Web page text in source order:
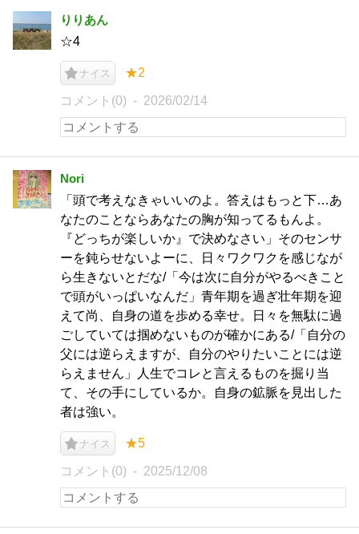
りりあん
☆4
ナイス ★2
コメント(0) 2026/02/14
Nori
「頭で考えなきゃいいのよ。答えはもっと下…あ
なたのことならあなたの胸が知ってるもんよ。
『どっちが楽しいか』で決めなさい」そのセンサ
ーを鈍らせないよーに、日々ワクワクを感じなが
ら生きないとだな/「今は次に自分がやるべきこと
で頭がいっぱいなんだ」青年期を過ぎ壮年期を迎
えて尚、自身の道を歩める幸せ。日々を無駄に過
ごしていては掴めないものが確かにある/「自分の
父には逆らえますが、自分のやりたいことには逆
らえません」人生でコレと言えるものを掘り当
て、その手にしているか。自身の鉱脈を見出した
者は強い。
ナイス ★5
コメント(0) 2025/12/08